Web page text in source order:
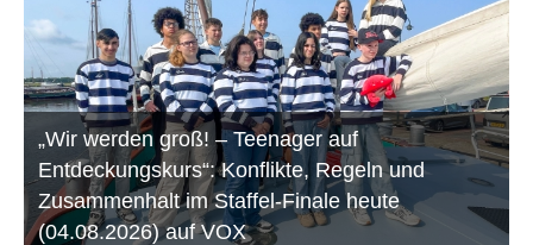
„Wir werden groß! – Teenager auf
Entdeckungskurs“: Konflikte, Regeln und
Zusammenhalt im Staffel-Finale heute
(04.08.2026) auf VOX